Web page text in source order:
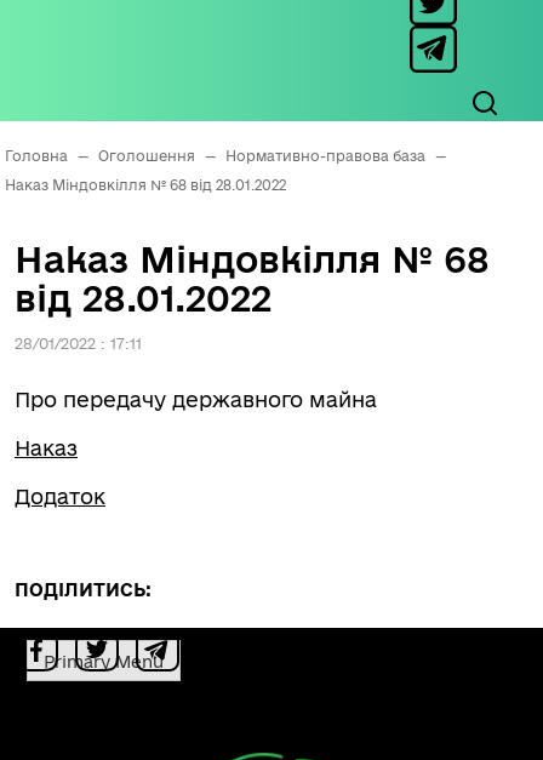
Головна — Оголошення — Нормативно-правова база
—
Наказ Міндовкілля № 68 від 28.01.2022
Наказ Міндовкілля № 68
від 28.01.2022
28/01/2022 : 17:11
Про передачу державного майна
Наказ
Додаток
ПОДІЛИТИСЬ:
Primary Menu